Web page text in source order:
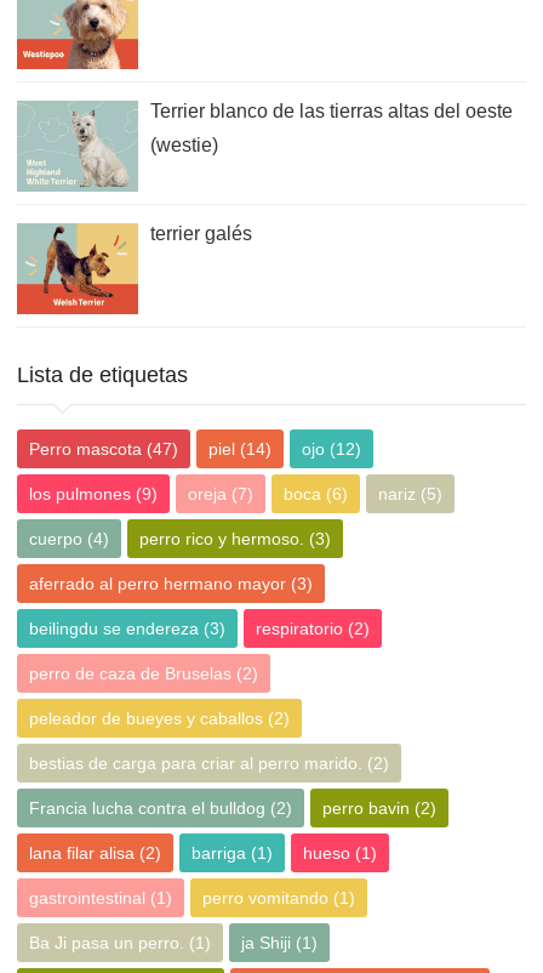
Terrier blanco de las tierras altas del oeste
(westie)
terrier galés
Lista de etiquetas
Perro mascota (47) piel (14) ojo (12)
los pulmones (9) oreja (7) boca (6) nariz (5)
cuerpo (4) perro rico y hermoso. (3)
aferrado al perro hermano mayor (3)
beilingdu se endereza (3) respiratorio (2)
perro de caza de Bruselas (2)
peleador de bueyes y caballos (2)
bestias de carga para criar al perro marido. (2)
Francia lucha contra el bulldog (2) perro bavin (2)
lana filar alisa (2) barriga (1) hueso (1)
gastrointestinal (1) perro vomitando (1)
Ba Ji pasa un perro. (1) ja Shiji (1)